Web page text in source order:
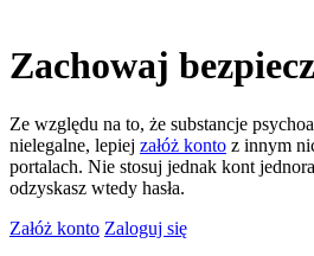
Zachowaj
Ze względu na to, że substancje
nielegalne, lepiej załóż konto z innym
portalach. Nie stosuj jednak kont
odzyskasz wtedy hasła.
Załóż konto Zaloguj się